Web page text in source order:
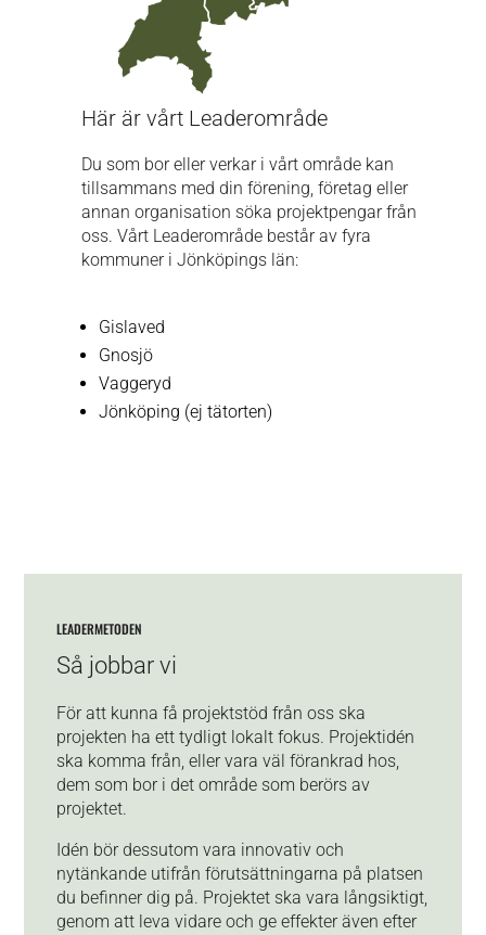
Här är vårt Leaderområde
Du som bor eller verkar i vårt område kan
tillsammans med din förening, företag eller
annan organisation söka projektpengar från
oss. Vårt Leaderområde består av fyra
kommuner i Jönköpings län:
Gislaved
Gnosjö
Vaggeryd
Jönköping (ej tätorten)
LEADERMETODEN
Så jobbar vi
För att kunna få projektstöd från oss ska
projekten ha ett tydligt lokalt fokus. Projektidén
ska komma från, eller vara väl förankrad hos,
dem som bor i det område som berörs av
projektet.
Idén bör dessutom vara innovativ och
nytänkande utifrån förutsättningarna på platsen
du befinner dig på. Projektet ska vara långsiktigt,
genom att leva vidare och ge effekter även efter